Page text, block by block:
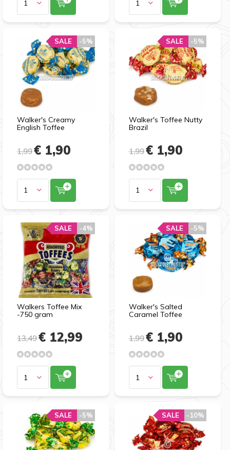
Walker's Creamy
English Toffee
1,99€ 1,90
-5%
SALE -5%
SALE
Walker's Toffee Nutty
Brazil
1,99€ 1,90
-5%
SALE -5%
SALE
Walkers Toffee Mix
-750 gram
13,49€ 12,99
-4%
SALE -4%
SALE
Walker's Salted
Caramel Toffee
1,99€ 1,90
-5%
SALE -5%
SALE
-5%
SALE -5%
SALE -10%
SALE -10%
SALE